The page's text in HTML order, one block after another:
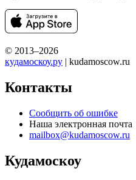
© 2013–2026
кудамоскоу.ру | kudamoscow.ru
Контакты
Сообщить об ошибке
Наша электронная почта
mailbox@kudamoscow.ru
Кудамоскоу